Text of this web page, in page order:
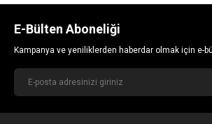
E-Bülten Aboneliği
Kampanya ve yeniliklerden haberdar olmak için e-